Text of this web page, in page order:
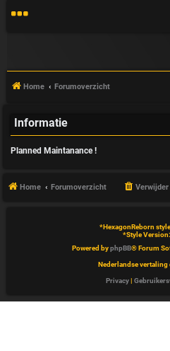
V
A
Home Forumoverzicht
Informatie
Planned Maintanance !
Home Forumoverzicht
*HexagonReborn
*Style
Powered byphpBB® Forum
Nederlandse vertaling
Privacy|